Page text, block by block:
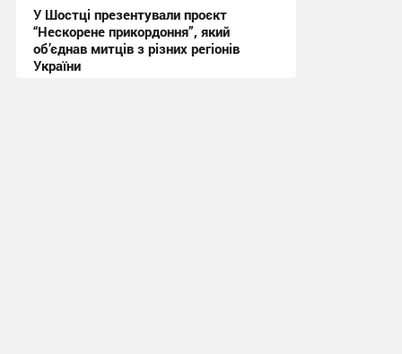
У Шостці презентували проєкт
“Нескорене прикордоння”, який
об’єднав митців з різних регіонів
України